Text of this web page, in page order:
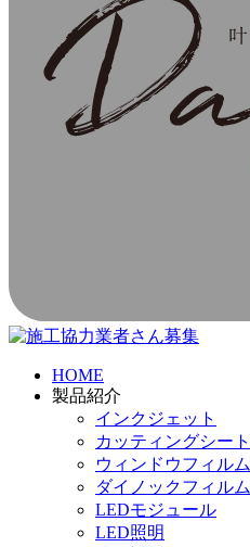
HOME
製品紹介
インクジェット
カッティングシート
ウィンドウフィルム
ダイノックフィルム
LEDモジュール
LED照明